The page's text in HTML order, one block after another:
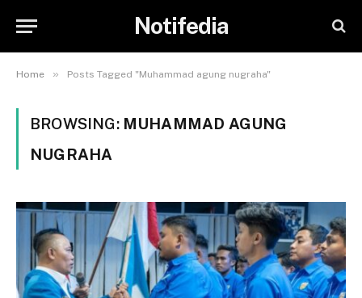
Notifedia
Home » Posts Tagged "Muhammad agung nugraha"
BROWSING: MUHAMMAD AGUNG
NUGRAHA